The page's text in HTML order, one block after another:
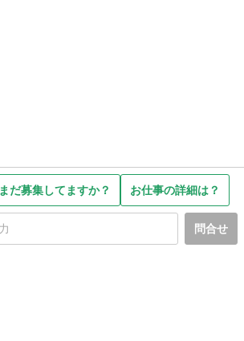
まだ募集してますか？ お仕事の詳細は？
問合せ